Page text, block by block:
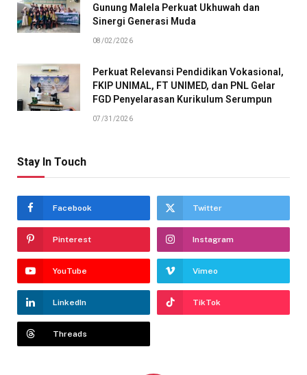
Gunung Malela Perkuat Ukhuwah dan
Sinergi Generasi Muda
08/02/2026
Perkuat Relevansi Pendidikan Vokasional,
FKIP UNIMAL, FT UNIMED, dan PNL Gelar
FGD Penyelarasan Kurikulum Serumpun
07/31/2026
Stay In Touch
Facebook Twitter
Pinterest Instagram
YouTube Vimeo
LinkedIn TikTok
Threads